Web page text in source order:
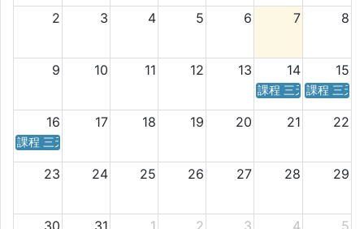
2 3 4 5 6 7 8
9 10 11 12 13 14 15
課程 三天／六天 時
課程 三天
16 17 18 19 20 21 22
課程 三天／六天 時間表
23 24 25 26 27 28 29